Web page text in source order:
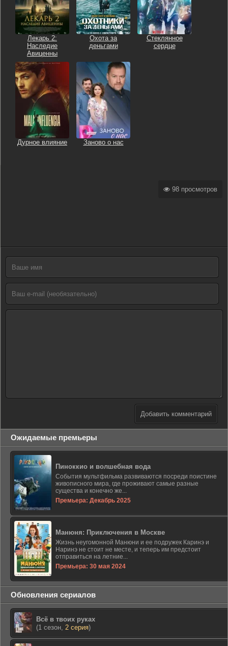
Лекарь 2:
Наследие
Авиценны
Охота за
деньгами
Стеклянное
сердце
Дурное влияние Заново о нас
98 просмотров
Добавить комментарий
Ожидаемые премьеры
Пиноккио и волшебная вода
События мультфильма развиваются посреди поистине
живописного мира, где проживают самые разные
существа и конечно же...
Премьера: Декабрь 2025
Манюня: Приключения в Москве
Жизнь неугомонной Манюни и ее подружек Каринэ и
Наринэ не стоит не месте, и теперь им предстоит
отправиться на летние...
Премьера: 30 мая 2024
Обновления сериалов
Всё в твоих руках
(1 сезон, 2 серия)